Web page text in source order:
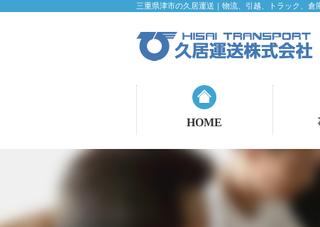
三重県津市の久居運送｜物流、引越、トラック、
HOME